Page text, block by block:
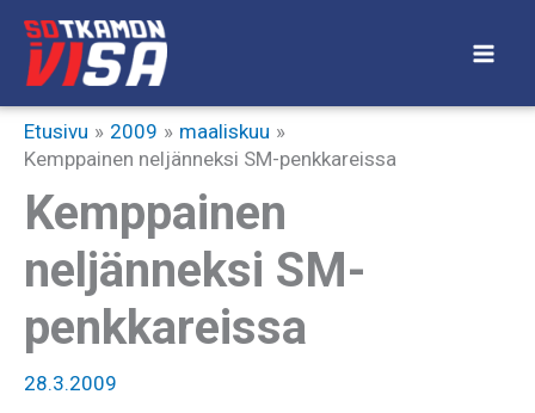
Siirry
sisältöön
Etusivu 2009
maaliskuu
Kemppainen neljänneksi SM-penkkareissa
Kemppainen
neljänneksi SM-
penkkareissa
28.3.2009